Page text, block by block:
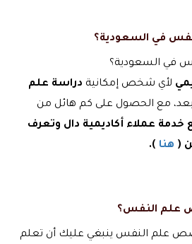
في السعودية؟
في السعودية؟
لأي شخص إمكانية دراسة علم
مع الحصول على كم هائل من
خدمة عملاء أكاديمية دال وتعرف
( هنا )
.
علم النفس؟
علم النفس ينبغي عليك أن تعلم